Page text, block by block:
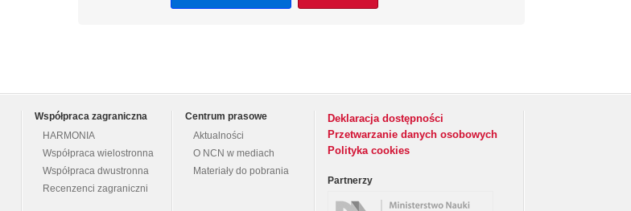
Współpraca zagraniczna
HARMONIA
Współpraca wielostronna
Współpraca dwustronna
Recenzenci zagraniczni
Centrum prasowe
Aktualności
O NCN w mediach
Materiały do pobrania
Deklaracja dostępności
Przetwarzanie danych osobowych
Polityka cookies
Partnerzy